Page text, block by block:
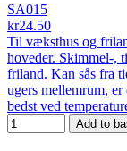
SA015
kr24.50
Til væksthus og
hoveder. Skimmel-,
friland. Kan sås fra
ugers mellemrum,
bedst ved
Add to